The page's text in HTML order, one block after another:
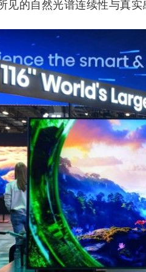
见的自然光谱连续性与真实